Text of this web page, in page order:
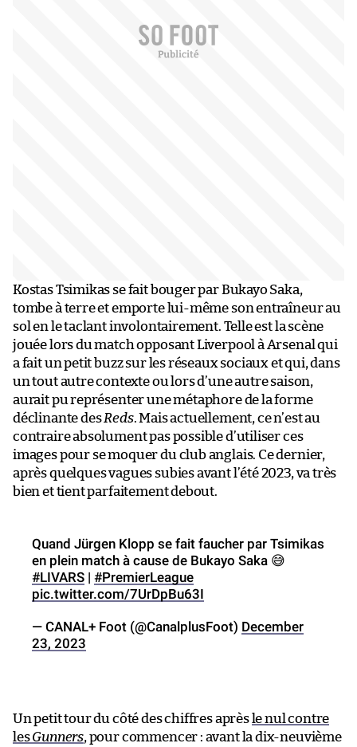
Kostas Tsimikas se fait bouger par Bukayo Saka,
tombe à terre et emporte lui-même son entraîneur au
sol en le taclant involontairement. Telle est la scène
jouée lors du match opposant Liverpool à Arsenal qui
a fait un petit buzz sur les réseaux sociaux et qui, dans
un tout autre contexte ou lors d’une autre saison,
aurait pu représenter une métaphore de la forme
déclinante desReds. Mais actuellement, ce n’est au
contraire absolument pas possible d’utiliser ces
images pour se moquer du club anglais. Ce dernier,
après quelques vagues subies avant l’été 2023, va très
bien et tient parfaitement debout.
Quand Jürgen Klopp se fait faucher par Tsimikas
en plein match à cause de Bukayo Saka 😅
#LIVARS | #PremierLeague
pic.twitter.com/7UrDpBu63I
— CANAL+ Foot (@CanalplusFoot) December
23, 2023
Un petit tour du côté des chiffres après le nul contre
lesGunners, pour commencer : avant la dix-neuvième